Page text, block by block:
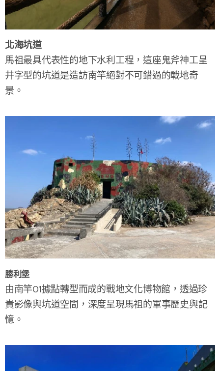
北海坑道
馬祖最具代表性的地下水利工程，這座鬼斧神工呈
井字型的坑道是造訪南竿絕對不可錯過的戰地奇
景。
勝利堡
由南竿01據點轉型而成的戰地文化博物館，透過珍
貴影像與坑道空間，深度呈現馬祖的軍事歷史與記
憶。